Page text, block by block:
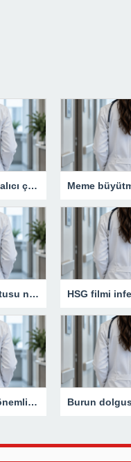
Lazer epilasyon kalıcı çözüm sunar mı?
Geri dönüşüm kutusu neden günlük yaşamın vazgeçilmezidir?
HSG filmi neden önemli bir tanı yöntemidir?